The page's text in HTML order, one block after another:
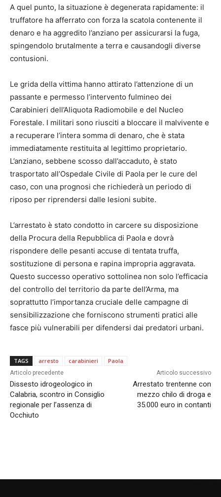
A quel punto, la situazione è degenerata rapidamente: il
truffatore ha afferrato con forza la scatola contenente il
denaro e ha aggredito l’anziano per assicurarsi la fuga,
spingendolo brutalmente a terra e causandogli diverse
contusioni.
Le grida della vittima hanno attirato l’attenzione di un
passante e permesso l’intervento fulmineo dei
Carabinieri dell’Aliquota Radiomobile e del Nucleo
Forestale. I militari sono riusciti a bloccare il malvivente e
a recuperare l’intera somma di denaro, che è stata
immediatamente restituita al legittimo proprietario.
L’anziano, sebbene scosso dall’accaduto, è stato
trasportato all’Ospedale Civile di Paola per le cure del
caso, con una prognosi che richiederà un periodo di
riposo per riprendersi dalle lesioni subite.
L’arrestato è stato condotto in carcere su disposizione
della Procura della Repubblica di Paola e dovrà
rispondere delle pesanti accuse di tentata truffa,
sostituzione di persona e rapina impropria aggravata.
Questo successo operativo sottolinea non solo l’efficacia
del controllo del territorio da parte dell’Arma, ma
soprattutto l’importanza cruciale delle campagne di
sensibilizzazione che forniscono strumenti pratici alle
fasce più vulnerabili per difendersi dai predatori urbani.
TAGS arresto carabinieri Paola
Articolo precedente
Dissesto idrogeologico in
Calabria, scontro in Consiglio
regionale per l’assenza di
Occhiuto
Articolo successivo
Arrestato trentenne con
mezzo chilo di droga e
35.000 euro in contanti